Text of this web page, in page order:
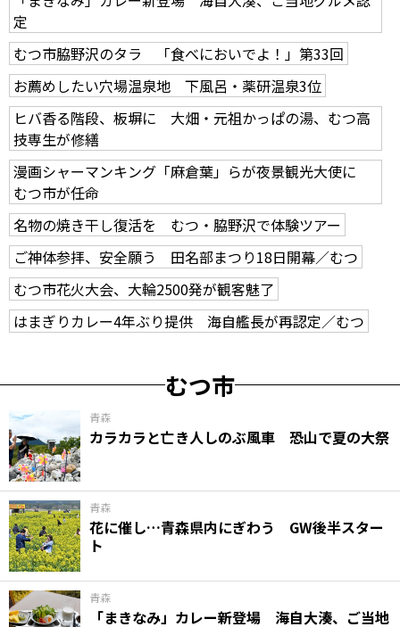
定
むつ市脇野沢のタラ 「食べにおいでよ！」第33回
お薦めしたい穴場温泉地 下風呂・薬研温泉3位
ヒバ香る階段、板塀に 大畑・元祖かっぱの湯、むつ高
技専生が修繕
漫画シャーマンキング「麻倉葉」らが夜景観光大使に
むつ市が任命
名物の焼き干し復活を むつ・脇野沢で体験ツアー
ご神体参拝、安全願う 田名部まつり18日開幕／むつ
むつ市花火大会、大輪2500発が観客魅了
はまぎりカレー4年ぶり提供 海自艦長が再認定／むつ
むつ市
青森
カラカラと亡き人しのぶ風車 恐山で夏の大祭
青森
花に催し…青森県内にぎわう GW後半スター
ト
青森
「まきなみ」カレー新登場 海自大湊、ご当地